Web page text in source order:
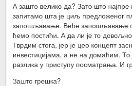
А зашто велико да? Зато што
запитамо шта је циљ предложеног
запошљавање. Веће запошљавање
ћемо постићи. А да ли је то
Тврдим стога, јер је цео концепт
инвестицијама, а не на домаћим.
разлика у приступу посматрања. И
Зашто грешка?